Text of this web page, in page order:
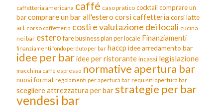
caffetteria americana caffé caso pratico cocktail comprare un
barcomprare un bar all'estero corsi caffetteriacorsi latte
art corso caffetteria costi e valutazione dei locali cucina
nei bar estero fare business plan per locale Finanziamenti
finanziamenti fondo perduto per bar haccp idee arredamento bar
idee per baridee per ristoranteincassi legislazione
macchina caffè espresso normative apertura bar
nuovi format regolamenti per apertura bar requisiti apertura bar
scegliere attrezzatura per bar strategie per bar
vendesi bar